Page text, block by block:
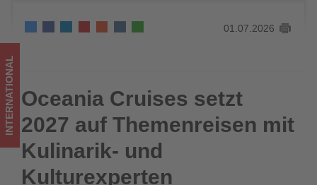
und
Kulturexperten
-
Wissen,
was
im
01.07.2026
Oceania Cruises setzt 2027 auf Themenreisen mit Kulinarik-
und Kulturexperten
INTERNATIONAL Oceania Cruises setzt
2027 auf Themenreisen mit
Kulinarik- und
Kulturexperten